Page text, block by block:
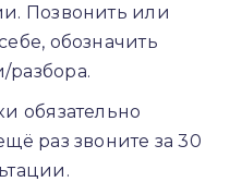
Позвонить или
обозначить
разбора.
обязательно
раз звоните за 30